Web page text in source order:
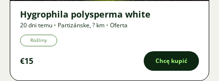
Hygrophila polysperma white
20 dni temu • Partizánske,? km • Oferta
Rośliny
€15 Chcę kupić